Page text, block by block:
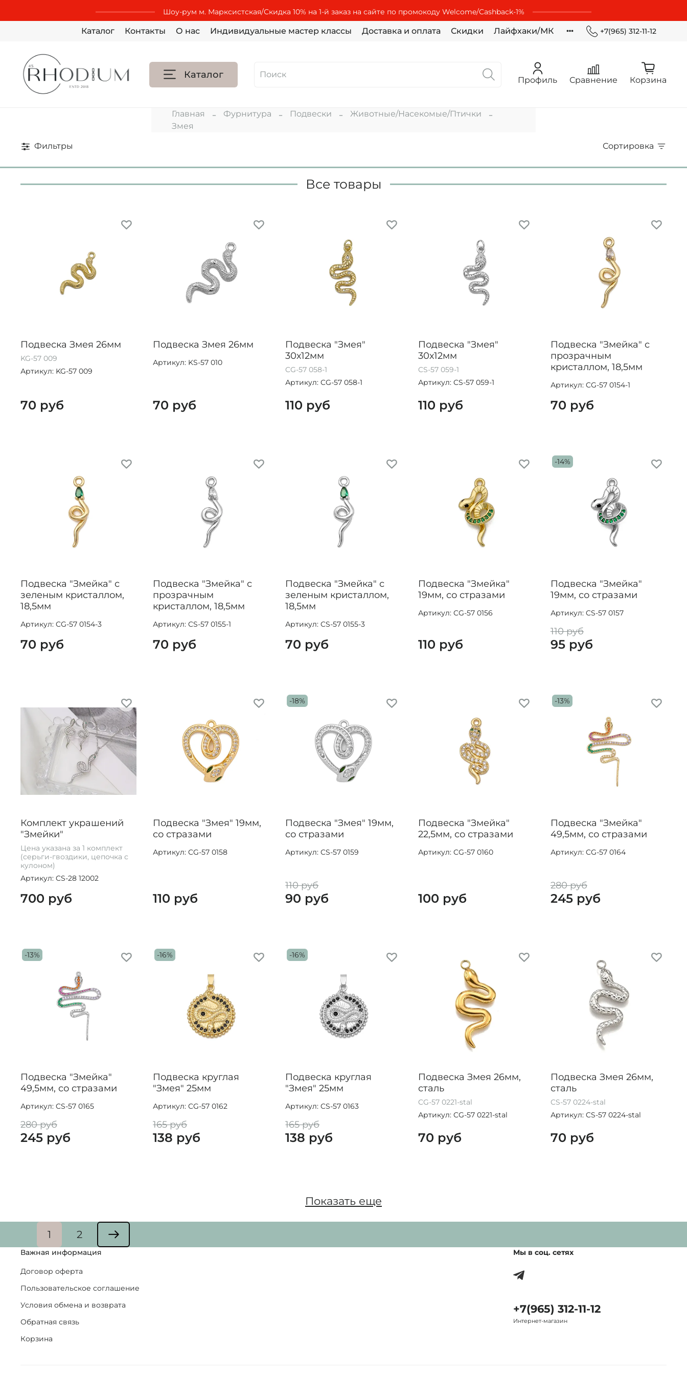
Шоу-рум м. Марксистская/Скидка 10% на 1-й заказ на сайте по промокоду Welcome/Cashbaсk-1%
Каталог Контакты О нас Индивидуальные мастер классы Доставка и оплата Скидки Лайфхаки/МК +7(965) 312-11-12
Каталог Профиль Сравнение Корзина
Главная Фурнитура Подвески
Животные/Насекомые/Птички
Змея
Фильтры Сортировка
Все товары
Подвеска Змея 26мм
KG-57 009
Артикул: KG-57 009
70 руб
Подвеска Змея 26мм
Артикул: KS-57 010
70 руб
Подвеска "Змея"
30х12мм
CG-57 058-1
Артикул: CG-57 058-1
110 руб
Подвеска "Змея"
30х12мм
CS-57 059-1
Артикул: CS-57 059-1
110 руб
Подвеска "Змейка" с
прозрачным
кристаллом, 18,5мм
Артикул: CG-57 0154-1
70 руб
Подвеска "Змейка" с
зеленым кристаллом,
18,5мм
Артикул: CG-57 0154-3
70 руб
Подвеска "Змейка" с
прозрачным
кристаллом, 18,5мм
Артикул: CS-57 0155-1
70 руб
Подвеска "Змейка" с
зеленым кристаллом,
18,5мм
Артикул: CS-57 0155-3
70 руб
Подвеска "Змейка"
19мм, со стразами
Артикул: CG-57 0156
110 руб
-14%
Подвеска "Змейка"
19мм, со стразами
Артикул: CS-57 0157
110 руб
95 руб
Комплект украшений
"Змейки"
Цена указана за 1 комплект
(серьги-гвоздики, цепочка с
кулоном)
Артикул: CS-28 12002
700 руб
Подвеска "Змея" 19мм,
со стразами
Артикул: CG-57 0158
110 руб
-18%
Подвеска "Змея" 19мм,
со стразами
Артикул: CS-57 0159
110 руб
90 руб
Подвеска "Змейка"
22,5мм, со стразами
Артикул: CG-57 0160
100 руб
-13%
Подвеска "Змейка"
49,5мм, со стразами
Артикул: CG-57 0164
280 руб
245 руб
-13%
Подвеска "Змейка"
49,5мм, со стразами
Артикул: CS-57 0165
280 руб
245 руб
-16%
Подвеска круглая
"Змея" 25мм
Артикул: CG-57 0162
165 руб
138 руб
-16%
Подвеска круглая
"Змея" 25мм
Артикул: CS-57 0163
165 руб
138 руб
Подвеска Змея 26мм,
сталь
CG-57 0221-stal
Артикул: CG-57 0221-stal
70 руб
Подвеска Змея 26мм,
сталь
CS-57 0224-stal
Артикул: CS-57 0224-stal
70 руб
Показать еще
1 2
Важная информация
Договор оферта
Пользовательское соглашение
Условия обмена и возврата
Обратная связь
Корзина
Мы в соц. сетях
+7(965) 312-11-12
Интернет-магазин